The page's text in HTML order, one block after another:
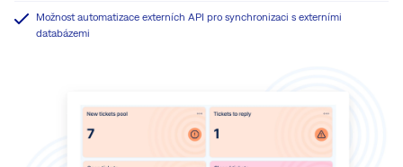
Možnost automatizace externích API pro synchronizaci s externími
databázemi